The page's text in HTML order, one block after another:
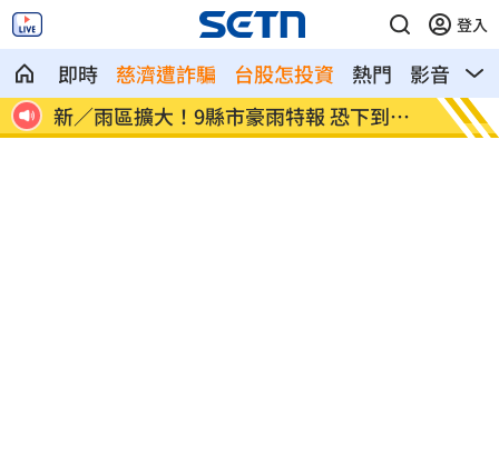
登入
即時 慈濟遭詐騙 台股怎投資 熱門 影音
熱
明
打靶彈藏辦公室！副所長偷查情敵個資被
搜
新／